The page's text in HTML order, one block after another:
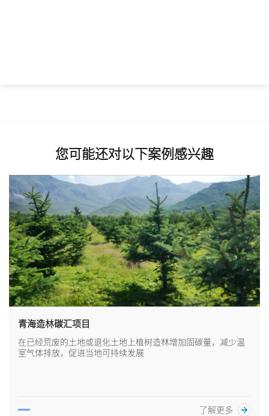
您可能还对以下案例感兴趣
青海造林碳汇项目
在已经荒废的土地或退化土地上植树造林增加固碳量，减少温
室气体排放，促进当地可持续发展
了解更多